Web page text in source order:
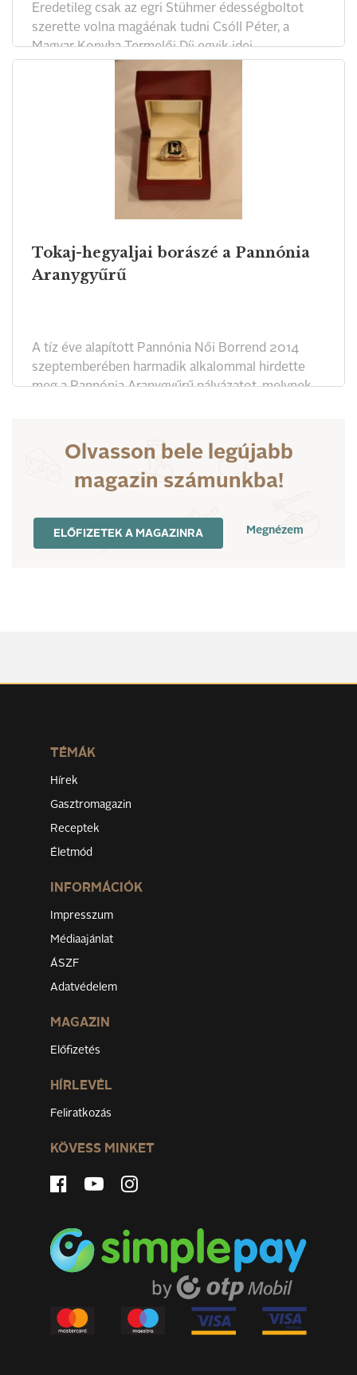
Eredetileg csak az egri Stühmer édességboltot
szerette volna magáénak tudni Csóll Péter, a
Magyar Konyha Termelői Díj egyik idei
kitüntetettje. Csak miután megszerezte az üzletet,
döbbent rá, hogy a név kötelez. Mintha hatalmas
erőket szabadított volna el: az egykori patinás
édességmárka most már régi rangját követeli.
Tokaj-hegyaljai borászé a Pannónia
Aranygyűrű
A tíz éve alapított Pannónia Női Borrend 2014
szeptemberében harmadik alkalommal hirdette
meg a Pannónia Aranygyűrű pályázatot, melynek
kerülő pályázat célja, hogy fiatal, pályájuk elején
járó, de már értékes borokat alkotó tehetséges
borászokat ismertessenek meg a szakmával és a
Olvasson bele legújabb
magazin számunkba!
ELŐFIZETEK A MAGAZINRA Megnézem
TÉMÁK
Hírek
Gasztromagazin
Receptek
Életmód
INFORMÁCIÓK
Impresszum
Médiaajánlat
ÁSZF
Adatvédelem
MAGAZIN
Előfizetés
HÍRLEVÉL
Feliratkozás
KÖVESS MINKET